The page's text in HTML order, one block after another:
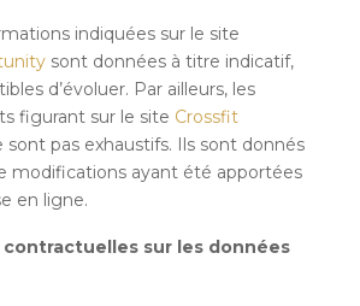
indiquées sur le site
sont données à titre indicatif,
d’évoluer. Par ailleurs, les
figurant sur le site Crossfit
pas exhaustifs. Ils sont donnés
modifications ayant été apportées
en ligne.
sur les données